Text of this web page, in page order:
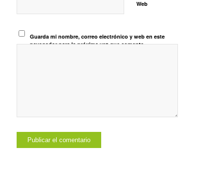
Web
Guarda mi nombre, correo electrónico y web en este
navegador para la próxima vez que comente.